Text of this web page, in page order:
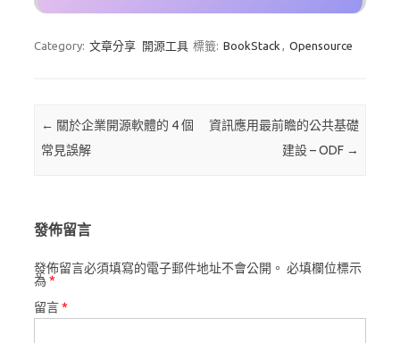
Category: 文章分享 開源工具 標籤: BookStack , Opensource
Post navigation
← 關於企業開源軟體的 4 個
常見誤解
資訊應用最前瞻的公共基礎
建設 – ODF →
發佈留言
發佈留言必須填寫的電子郵件地址不會公開。 必填欄位標示
為 *
留言*